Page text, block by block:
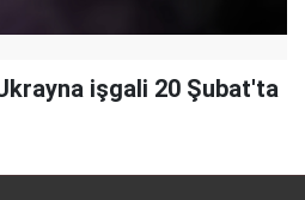
işgali 20 Şubat'ta